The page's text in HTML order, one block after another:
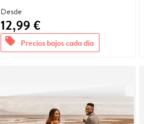
Desde
12,99 €
offers Precios bajos cada día